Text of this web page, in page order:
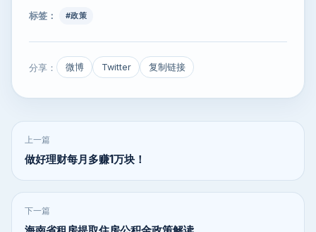
标签： #政策
分享： 微博 Twitter 复制链接
上一篇
做好理财每月多赚1万块！
下一篇